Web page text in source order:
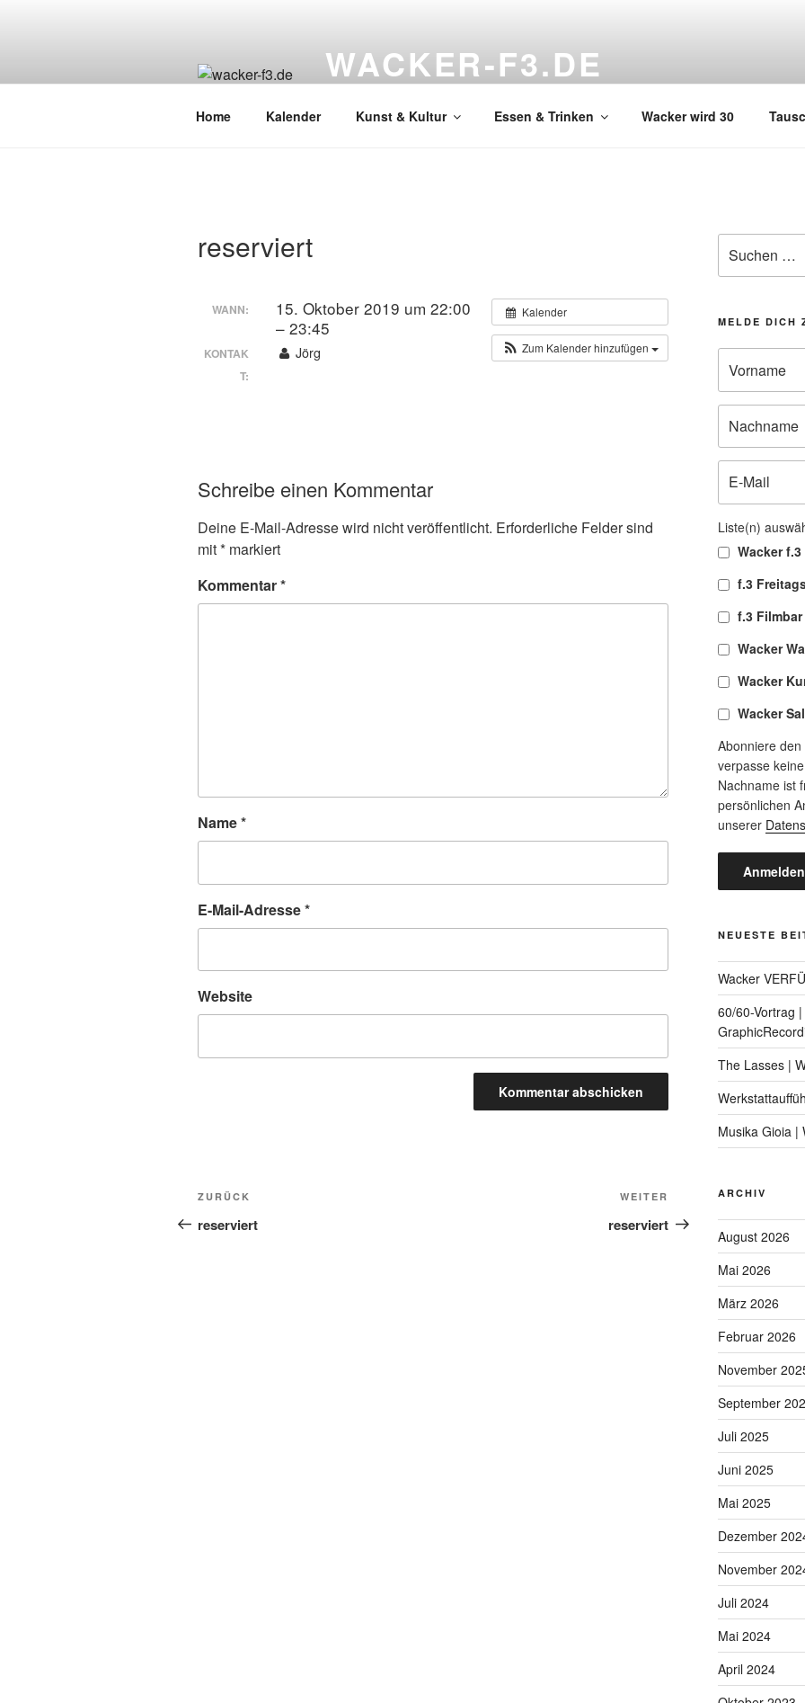
WACKER-F3.DE
Home Kalender Kunst & Kultur Essen & Trinken Wacker wird 30
reserviert
Kalender
Zum Kalender hinzufügen
WANN:
15. Oktober 2019 um 22:00
– 23:45
KONTAK
T:
Jörg
Schreibe einen Kommentar
Deine E-Mail-Adresse wird nicht veröffentlicht. Erforderliche Felder sind
mit* markiert
Kommentar*
Name*
E-Mail-Adresse*
Website
Beitragsnavigation
Vorheriger
Beitrag
ZURÜCK
reserviert
Nächster
Beitrag
WEITER
reserviert
nach:
MELDE DICH
Liste(n)
Wacker
f.3
f.3 Filmbar
Wacker
Wacker
Wacker
Abonniere
verpasse
Nachname ist
persönlichen
unserer
NEUESTE
Wacker
60/60-Vortrag
The Lasses |
Musika Gioia |
ARCHIV
August 2026
Mai 2026
März 2026
Februar 2026
November
September
Juli 2025
Juni 2025
Mai 2025
Dezember
November
Juli 2024
Mai 2024
April 2024